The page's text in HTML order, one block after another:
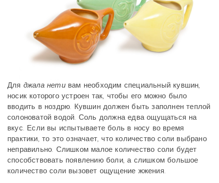
Для джала нети вам необходим специальный кувшин,
носик которого устроен так, чтобы его можно было
вводить в ноздрю. Кувшин должен быть заполнен теплой
солоноватой водой. Соль должна едва ощущаться на
вкус. Если вы испытываете боль в носу во время
практики, то это означает, что количество соли выбрано
неправильно. Слишком малое количество соли будет
способствовать появлению боли, а слишком большое
количество соли вызовет ощущение жжения.